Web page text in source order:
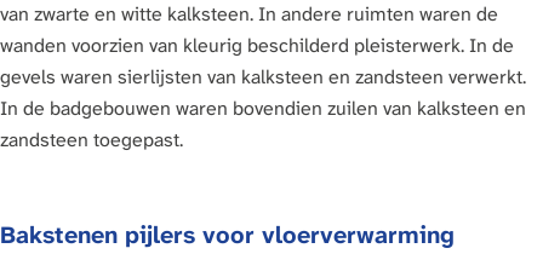
van zwarte en witte kalksteen. In andere ruimten waren de
wanden voorzien van kleurig beschilderd pleisterwerk. In de
gevels waren sierlijsten van kalksteen en zandsteen verwerkt.
In de badgebouwen waren bovendien zuilen van kalksteen en
zandsteen toegepast.
Bakstenen pijlers voor vloerverwarming